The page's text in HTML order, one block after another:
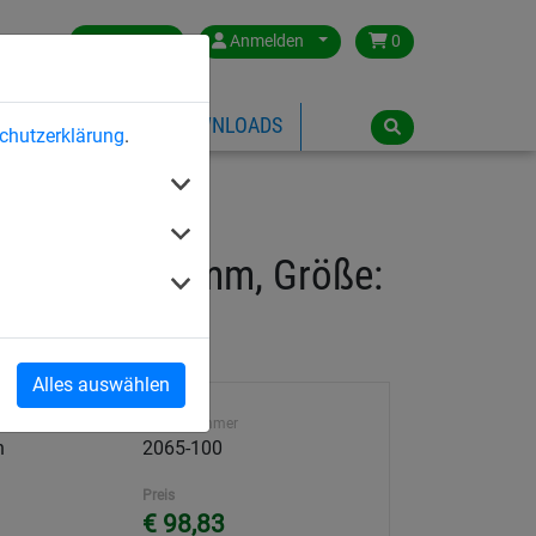
.
Alles auswählen
Germany Anmelden 0
ÜBER HUCK DOWNLOADS
100 mm, Größe:
Artikelnummer
2065-100
Preis
€ 98,83